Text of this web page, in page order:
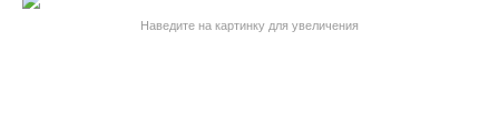
Наведите на картинку для увеличения